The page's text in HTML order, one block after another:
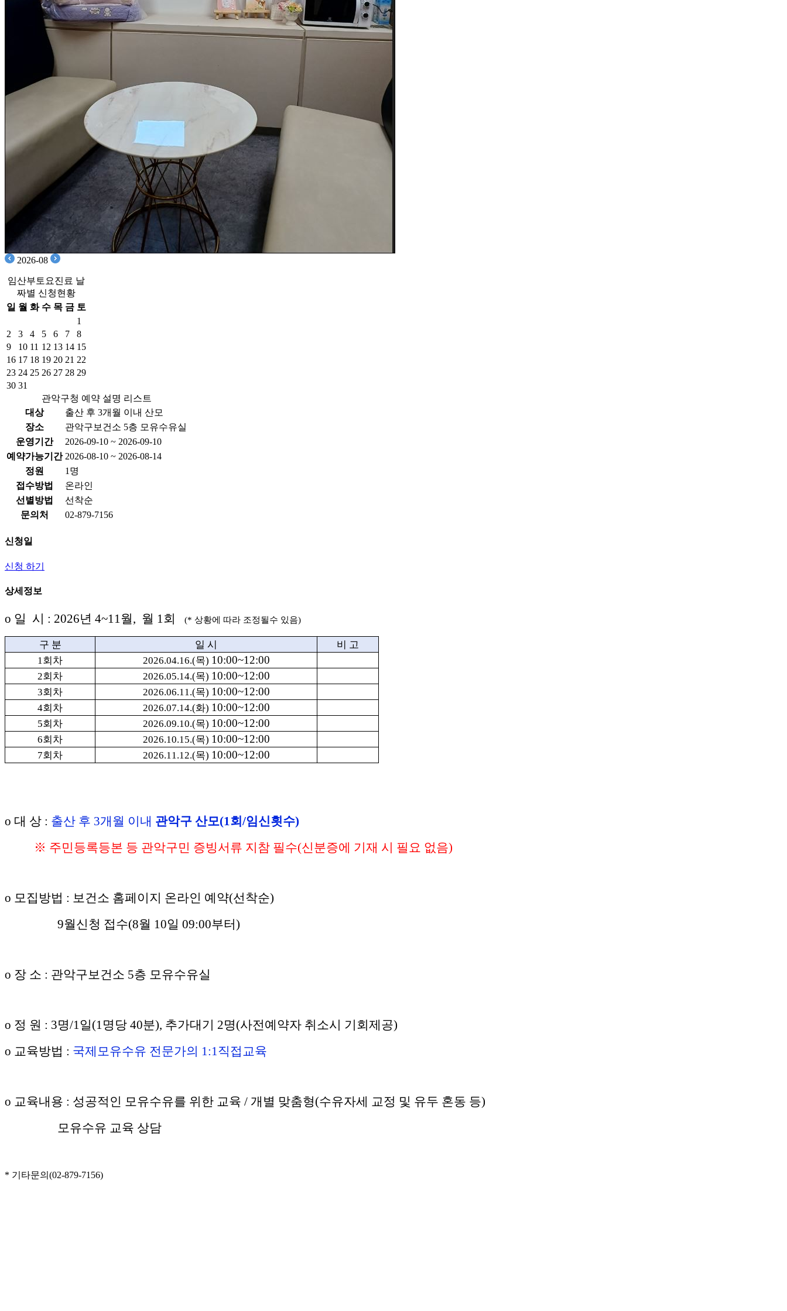
2026-08
임산부토요진료 날
짜별 신청현황
일 월 화 수 목 금 토
1
2
3 4 5 6 7
8
9
10 11 12 13 14 15
16 17 18 19 20 21 22
23 24 25 26 27 28 29
30 31
관악구청 예약 설명 리스트
대상
출산 후 3개월 이내 산모
장소
관악구보건소 5층 모유수유실
운영기간
2026-09-10 ~ 2026-09-10
예약가능기간 2026-08-10 ~ 2026-08-14
정원
1명
접수방법
온라인
선별방법
선착순
문의처
02-879-7156
신청일
신청 하기
상세정보
o 일 시 : 2026년 4~11월, 월 1회 (* 상황에 따라 조정될수 있음)
구 분 일 시
비 고
1회차 2026.04.16.(목) 10:00~12:00
2회차 2026.05.14.(목) 10:00~12:00
3회차 2026.06.11.(목) 10:00~12:00
4회차 2026.07.14.(화) 10:00~12:00
5회차 2026.09.10.(목) 10:00~12:00
6회차 2026.10.15.(목) 10:00~12:00
7회차 2026.11.12.(목) 10:00~12:00
o 대 상 : 출산 후 3개월 이내 관악구 산모(1회/임신횟수)
※ 주민등록등본 등 관악구민 증빙서류 지참 필수(신분증에 기재 시 필요 없음)
o 모집방법 : 보건소 홈페이지 온라인 예약(선착순)
9월신청 접수(8월 10일 09:00부터)
o 장 소 : 관악구보건소 5층 모유수유실
o 정 원 : 3명/1일(1명당 40분), 추가대기 2명(사전예약자 취소시 기회제공)
o 교육방법 : 국제모유수유 전문가의 1:1직접교육
o 교육내용 : 성공적인 모유수유를 위한 교육 / 개별 맞춤형(수유자세 교정 및 유두 혼동 등)
모유수유 교육 상담
* 기타문의(02-879-7156)